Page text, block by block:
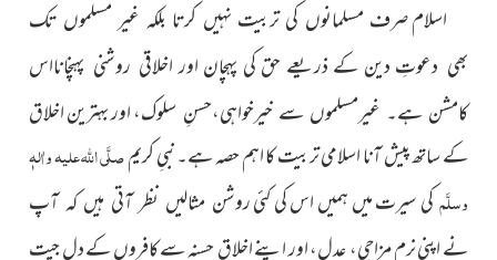
اسلامصرف مسلمانوں کی تربیت نہیں کرتا بلکہ غیر مسلموں تک
بھی دعوتِ دین کے ذریعے حق کی پہچان اوراخلاقی روشنی پہنچانااس
کامشن ہے۔ غیرمسلموں سے خیرخواہی،حسنِ سلوک،اور بہترین اخلاق
کے ساتھ پیش آنا اسلامی تربیت کا اہم حصہ ہے۔ نبیِ کریمصلَّی اللہ علیہ واٰلہٖ
وسلَّمکی سیرت میں ہمیں اس کی کئیروشن مثالیں نظر آتی ہیں کہ آپ
نےاپنی نرم مزاجی،عدل، اور اپنے اخلاق ِ حسنہ سے کافروں کے دل جیت